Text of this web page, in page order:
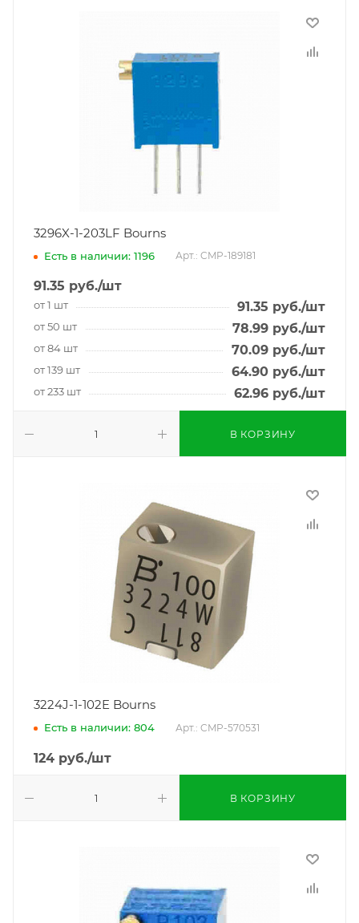
3296X-1-203LF Bourns
Есть в наличии: 1196 Арт.: CMP-189181
91.35 руб./шт
от 1 шт 91.35 руб./шт
от 50 шт 78.99 руб./шт
от 84 шт 70.09 руб./шт
от 139 шт 64.90 руб./шт
от 233 шт 62.96 руб./шт
В КОРЗИНУ
3224J-1-102E Bourns
Есть в наличии: 804 Арт.: CMP-570531
124 руб./шт
В КОРЗИНУ